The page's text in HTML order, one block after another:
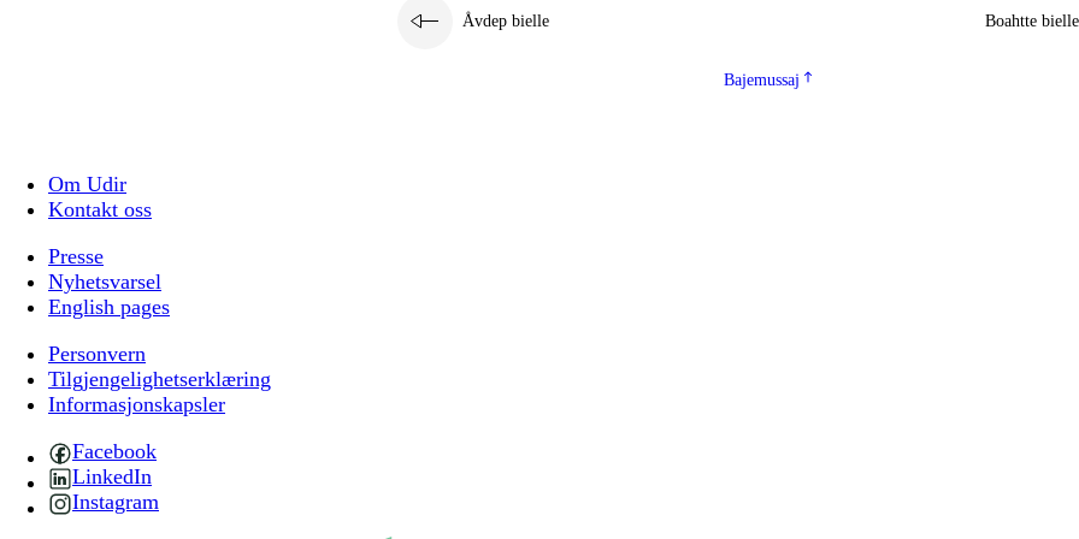
Åvdep bielle Boahtte bielle
Bajemussaj
Om Udir
Kontakt oss
Presse
Nyhetsvarsel
English pages
Personvern
Tilgjengelighetserklæring
Informasjonskapsler
Facebook
LinkedIn
Instagram